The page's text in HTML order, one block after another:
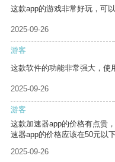
这款app的游戏非常好玩，可
2025-09-26
游客
这款软件的功能非常强大，使
2025-09-26
游客
这款加速器app的价格有点贵
速器app的价格应该在50元以
2025-09-26